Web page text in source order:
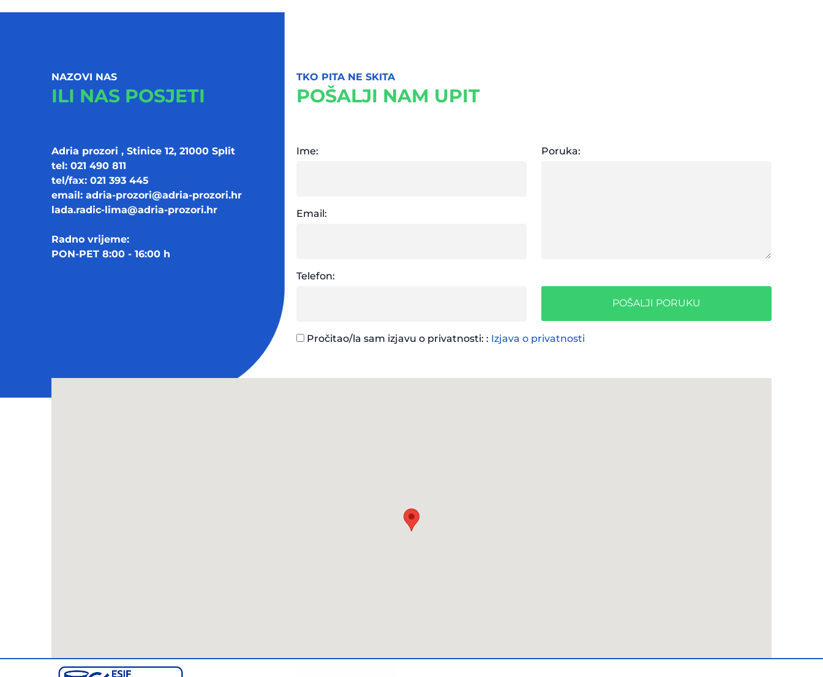
NAZOVI NAS
ILI NAS POSJETI
Adria prozori , Stinice 12, 21000 Split
tel: 021 490 811
tel/fax: 021 393 445
email: adria-prozori@adria-prozori.hr
lada.radic-lima@adria-prozori.hr
Radno vrijeme:
PON-PET 8:00 - 16:00 h
TKO PITA NE SKITA
POŠALJI NAM UPIT
Ime:
Email:
Poruka:
Telefon:
POŠALJI PORUKU
Pročitao/la sam izjavu o privatnosti: : Izjava o privatnosti